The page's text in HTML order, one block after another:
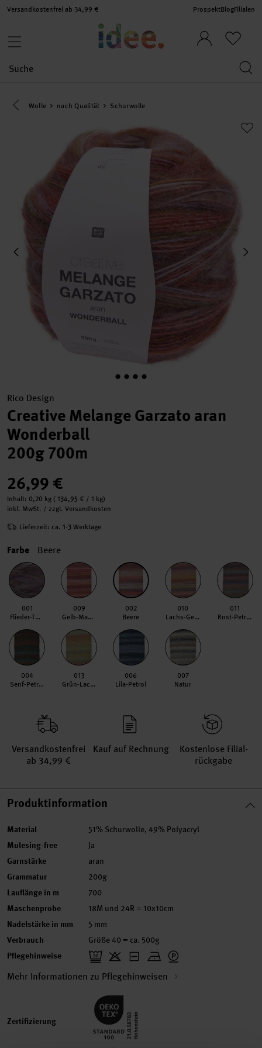
Versandkostenfrei ab 34,99 € ProspektBlogFilialen
Eine Kategorie zurück navigieren
Wolle nach Qualität Schurwolle
Rico Design
Creative Melange Garzato aran
Wonderball
200g 700m
26,99 €
Inhalt: 0,20 kg ( 134,95 € / 1 kg)
inkl. MwSt. / zzgl. Versandkosten
Lieferzeit: ca. 1-3 Werktage
Farbe Beere
001
Flieder-Türkis
009
Gelb-Mauve
002
Beere
010
Lachs-Gelb
011
Rost-Petrol
004
Senf-Petrol
013
Grün-Lachs
006
Lila-Petrol
007
Natur
Versand­kosten­frei
ab 34,99 €
Kauf auf Rechnung
Kosten­lose Filial­
rückgabe
Produktinformation
Material 51% Schurwolle, 49% Polyacryl
Mulesing-free Ja
Garnstärke aran
Grammatur 200g
Lauflänge in m 700
Maschenprobe 18M und 24R = 10x10cm
Nadelstärke in mm 5 mm
Verbrauch Größe 40 = ca. 500g
Pflegehinweise
Mehr Informationen zu Pflegehinweisen
Zertifizierung